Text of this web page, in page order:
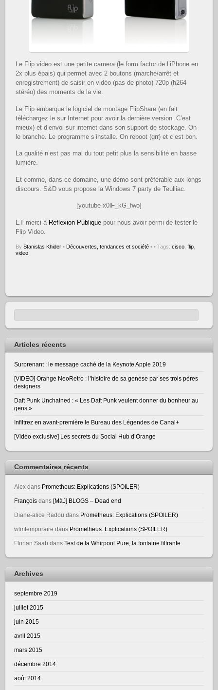
Le Flip video est une petite camera (le form factor de l’iPhone en
2x plus épais) qui permet avec 2 boutons (marche/arrêt et
enregistrement) de saisir en vidéo (pas de photo) 720p (h264
stéréo) des moments de la vie.
Le Flip embarque le logiciel de montage FlipShare (en fait
téléchargez le sur Internet pour avoir la dernière version. C’est
mieux) et d’envoi sur internet dans son support de stockage. On
le branche. Le programme s’installe. On reboot (grr) et c’est bon.
La qualité n’est pas mal du tout petit plus la sensibilité en basse
lumière.
Et comme, dans ce domaine, une démo sont préférable aux longs
discours. S&D vous propose la Windows 7 party de Teulliac.
[youtube x0lF_kG_fwo]
ET merci à Reflexion Publique pour nous avoir permi de tester le
Flip Video.
ByStanislas Khider • Découvertes, tendances et société • • Tags:cisco,flip,
video
Articles récents
Surprenant : le message caché de la Keynote Apple 2019
[VIDEO] Orange NeoRetro : l’histoire de sa genèse par ses trois pères
designers
Daft Punk Unchained : « Les Daft Punk veulent donner du bonheur au
gens »
Infiltrez en avant-première le Bureau des Légendes de Canal+
[Vidéo exclusive] Les secrets du Social Hub d’Orange
Commentaires récents
Alex dans Prometheus: Explications (SPOILER)
François dans[MàJ] BLOGS – Dead end
Diane-alice Radou dans Prometheus: Explications (SPOILER)
wlmtemporaire dans Prometheus: Explications (SPOILER)
Florian Saab dansTest de la Whirpool Pure, la fontaine filtrante
Archives
septembre 2019
juillet 2015
juin 2015
avril 2015
mars 2015
décembre 2014
août 2014